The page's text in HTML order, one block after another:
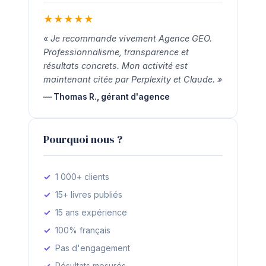
★ ★ ★ ★ ★
« Je recommande vivement Agence GEO.
Professionnalisme, transparence et
résultats concrets. Mon activité est
maintenant citée par Perplexity et Claude. »
— Thomas R., gérant d'agence
Pourquoi nous ?
1 000+ clients
15+ livres publiés
15 ans expérience
100% français
Pas d'engagement